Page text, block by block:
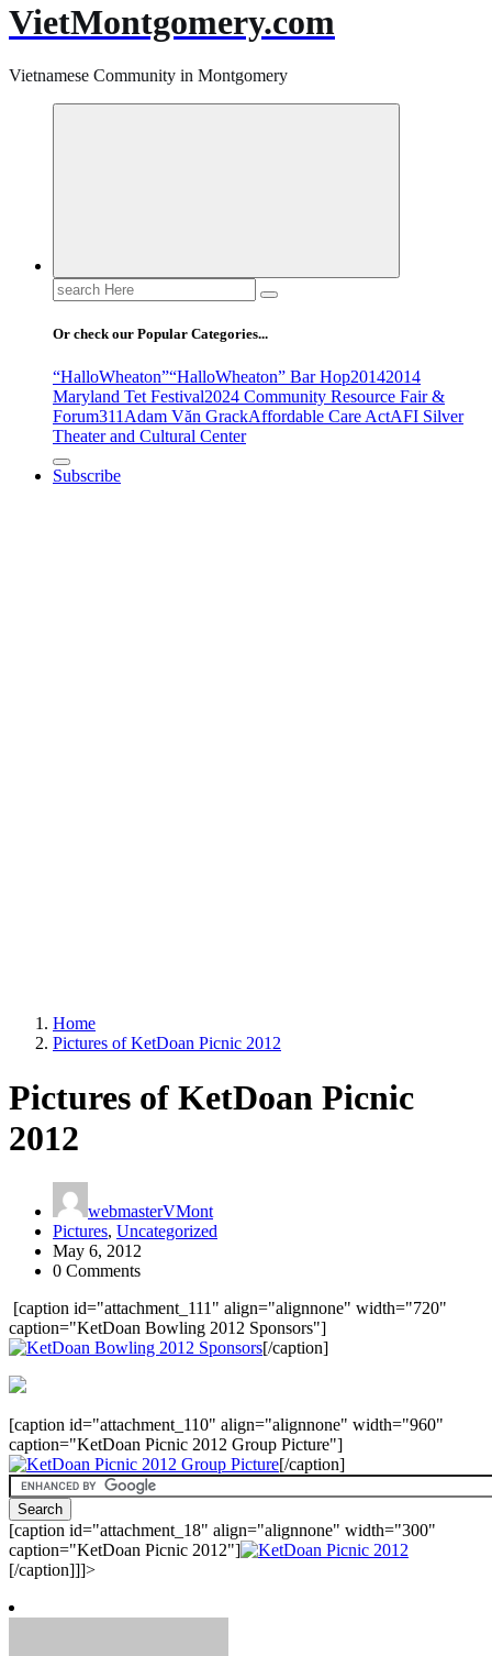
VietMontgomery.com
Vietnamese Community in Montgomery
Search
for:
Or check our Popular Categories...
“HalloWheaton”“HalloWheaton” Bar Hop20142014
Maryland Tet Festival2024 Community Resource Fair &
Forum311Adam Văn GrackAffordable Care ActAFI Silver
Theater and Cultural Center
Subscribe
Home
Pictures of KetDoan Picnic 2012
Pictures of KetDoan Picnic
2012
webmasterVMont
Pictures, Uncategorized
May 6, 2012
0 Comments
[caption id="attachment_111" align="alignnone" width="720"
caption="KetDoan Bowling 2012 Sponsors"]
[/caption]
[caption id="attachment_110" align="alignnone" width="960"
caption="KetDoan Picnic 2012 Group Picture"]
[/caption]
[caption id="attachment_18" align="alignnone" width="300"
caption="KetDoan Picnic 2012"]
[/caption]]]>